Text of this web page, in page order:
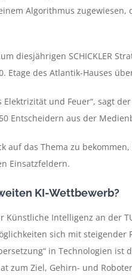
Algorithmus
diesjährigen SCHICKLER
Etage des Atlantik-Hauses
und Feuer“, sagt
Entscheidern aus der
auf das Thema zu
Einsatzfeldern.
KI-Wettbewerb?
Künstliche Intelligenz an der
sich mit
in Technologien ist
zum Ziel, Gehirn- und